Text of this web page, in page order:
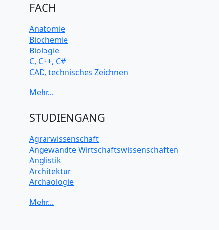
FACH
Anatomie
Biochemie
Biologie
C, C++, C#
CAD, technisches Zeichnen
Computerarchitektur
Elektrotechnik
Java
JavaScript
Künstliche Intelligenz
Latein
Makroökonomie
Mechanik
STUDIENGANG
Agrarwissenschaft
Angewandte Wirtschaftswissenschaften
Anglistik
Architektur
Archäologie
Biochemie Wissenschaften